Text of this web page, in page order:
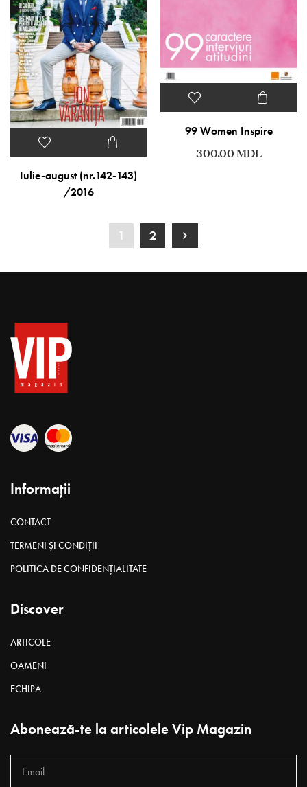
Iulie-august (nr.142-143)
/2016
99 Women Inspire
300.00 MDL
1 2
Informații
CONTACT
TERMENI ȘI CONDIȚII
POLITICA DE CONFIDENȚIALITATE
Discover
ARTICOLE
OAMENI
ECHIPA
Abonează-te la articolele Vip Magazin